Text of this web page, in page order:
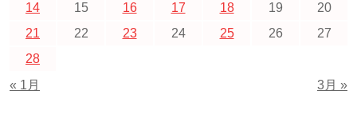
« 1月 3月 »
14
15 16 17 18 19
20
21
22 23 24 25 26
27
28